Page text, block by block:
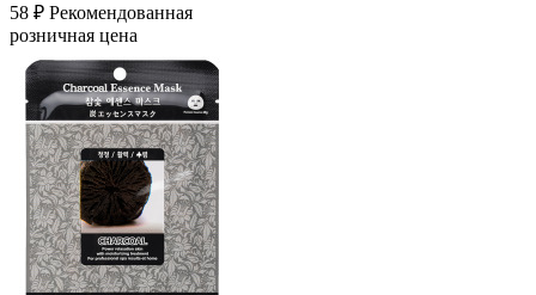
58 ₽ Рекомендованная
розничная цена